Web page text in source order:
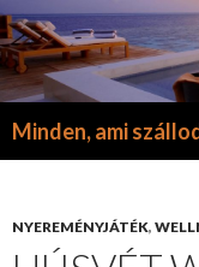
Minden, ami
NYEREMÉNYJÁTÉK,